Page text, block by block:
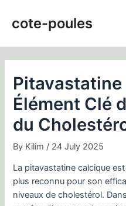
cote-poules
Pitavastatine
Élément Clé
du
By Kilim / 24 July 2025
La pitavastatine calcique
plus reconnu pour son
niveaux de cholestérol.
navigation